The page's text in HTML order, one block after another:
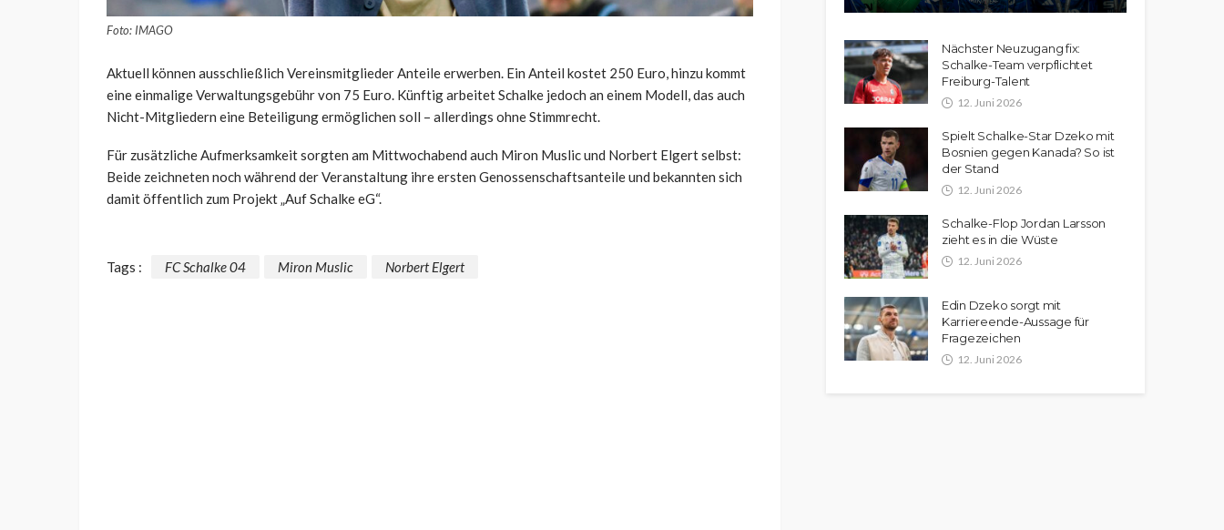
Foto: IMAGO
Aktuell können ausschließlich Vereinsmitglieder Anteile erwerben. Ein Anteil kostet 250 Euro, hinzu kommt
eine einmalige Verwaltungsgebühr von 75 Euro. Künftig arbeitet Schalke jedoch an einem Modell, das auch
Nicht-Mitgliedern eine Beteiligung ermöglichen soll – allerdings ohne Stimmrecht.
Für zusätzliche Aufmerksamkeit sorgten am Mittwochabend auch Miron Muslic und Norbert Elgert selbst:
Beide zeichneten noch während der Veranstaltung ihre ersten Genossenschaftsanteile und bekannten sich
damit öffentlich zum Projekt „Auf Schalke eG“.
Tags : FC Schalke 04 Miron Muslic Norbert Elgert
Nächster Neuzugang fix:
Schalke-Team verpflichtet
Freiburg-Talent
12. Juni 2026
Spielt Schalke-Star Dzeko mit
Bosnien gegen Kanada? So ist
der Stand
12. Juni 2026
Schalke-Flop Jordan Larsson
zieht es in die Wüste
12. Juni 2026
Edin Dzeko sorgt mit
Karriereende-Aussage für
Fragezeichen
12. Juni 2026